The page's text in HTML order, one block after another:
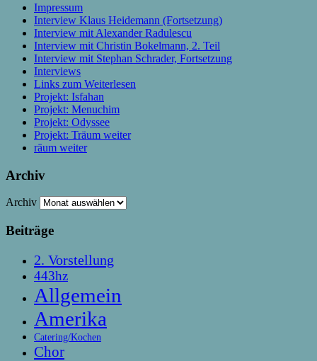
Impressum
Interview Klaus Heidemann (Fortsetzung)
Interview mit Alexander Radulescu
Interview mit Christin Bokelmann, 2. Teil
Interview mit Stephan Schrader, Fortsetzung
Interviews
Links zum Weiterlesen
Projekt: Isfahan
Projekt: Menuchim
Projekt: Odyssee
Projekt: Träum weiter
räum weiter
Archiv
Archiv
Beiträge
2. Vorstellung
443hz
Allgemein
Amerika
Catering/Kochen
Chor